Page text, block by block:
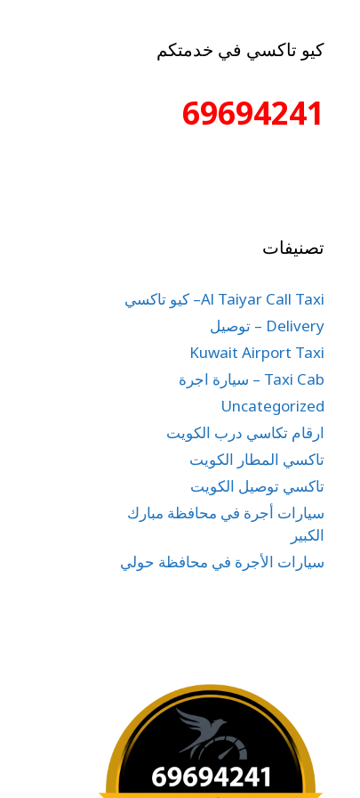
كيو تاكسي في خدمتكم
69694241
تصنيفات
Al Taiyar Call Taxi– كيو تاكسي
Delivery – توصيل
Kuwait Airport Taxi
Taxi Cab – سيارة اجرة
Uncategorized
ارقام تكاسي درب الكويت
تاكسي المطار الكويت
تاكسي توصيل الكويت
سيارات أجرة في محافظة مبارك
الكبير
سيارات الأجرة في محافظة حولي